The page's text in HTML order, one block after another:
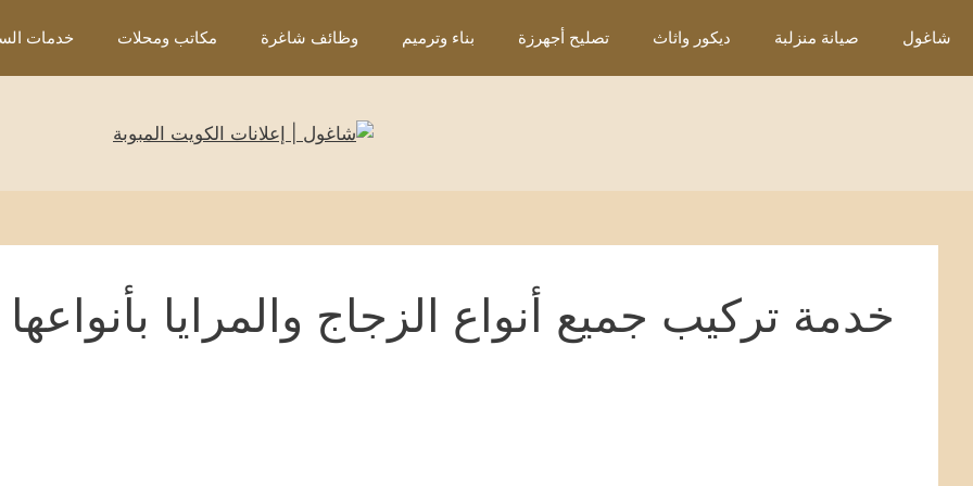
إلىشاغول صيانة منزلبة ديكور واثاث تصليح أجهرزة بناء وترميم وظائف شاغرة مكاتب ومحلات خدمات
خدمة تركيب جميع أنواع الزجاج والمرايا بأنواعها